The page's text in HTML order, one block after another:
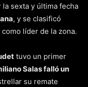
sexta y última fecha
, y se clasificó
líder de la zona.
tuvo un primer
Salas falló un
su remate